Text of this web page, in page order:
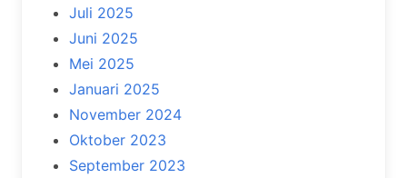
Juli 2025
Juni 2025
Mei 2025
Januari 2025
November 2024
Oktober 2023
September 2023